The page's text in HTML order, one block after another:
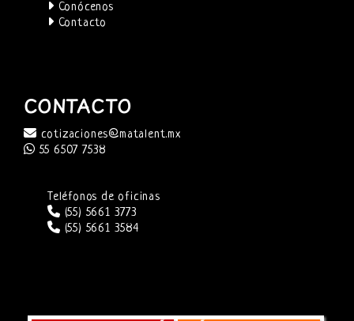
Conócenos
Contacto
CONTACTO
cotizaciones@matalent.mx
55 6507 7538
Teléfonos de oficinas
(55) 5661 3773
(55) 5661 3584